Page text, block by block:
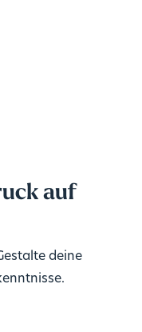
auf
deine